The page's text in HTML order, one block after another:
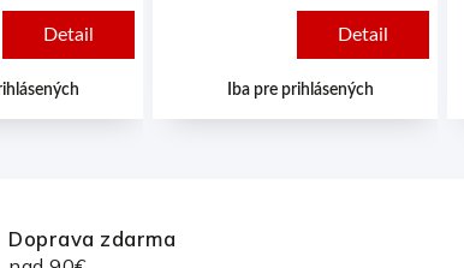
Detail
na plnenie
čokolád, waflí či
Iba pre prihlásených
Detail
Doprava zdarma